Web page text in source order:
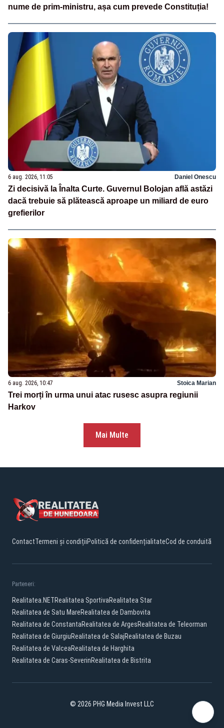
nume de prim-ministru, așa cum prevede Constituția!
6 aug. 2026, 11:05 Daniel Onescu
Zi decisivă la Înalta Curte. Guvernul Bolojan află astăzi
dacă trebuie să plătească aproape un miliard de euro
grefierilor
6 aug. 2026, 10:47 Stoica Marian
Trei morți în urma unui atac rusesc asupra regiunii
Harkov
Mai Multe
ContactTermeni și condițiiPolitică de confidențialitateCod de conduită
Parteneri:
Realitatea.NETRealitatea SportivaRealitatea Star
Realitatea de Satu MareRealitatea de Dambovita
Realitatea de ConstantaRealitatea de ArgesRealitatea de Teleorman
Realitatea de GiurgiuRealitatea de SalajRealitatea de Buzau
Realitatea de ValceaRealitatea de Harghita
Realitatea de Caras-SeverinRealitatea de Bistrita
© 2026 PHG Media Invest LLC